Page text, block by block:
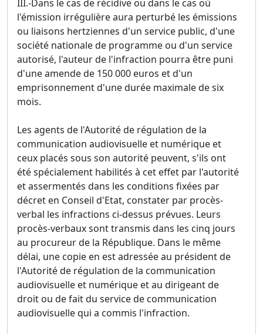
III.-Dans le cas de récidive ou dans le cas où
l'émission irrégulière aura perturbé les émissions
ou liaisons hertziennes d'un service public, d'une
société nationale de programme ou d'un service
autorisé, l'auteur de l'infraction pourra être puni
d'une amende de 150 000 euros et d'un
emprisonnement d'une durée maximale de six
mois.
Les agents de l'Autorité de régulation de la
communication audiovisuelle et numérique et
ceux placés sous son autorité peuvent, s'ils ont
été spécialement habilités à cet effet par l'autorité
et assermentés dans les conditions fixées par
décret en Conseil d'Etat, constater par procès-
verbal les infractions ci-dessus prévues. Leurs
procès-verbaux sont transmis dans les cinq jours
au procureur de la République. Dans le même
délai, une copie en est adressée au président de
l'Autorité de régulation de la communication
audiovisuelle et numérique et au dirigeant de
droit ou de fait du service de communication
audiovisuelle qui a commis l'infraction.